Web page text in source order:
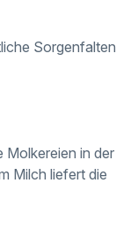
Sorgenfalten
Molkereien in der
Milch liefert die